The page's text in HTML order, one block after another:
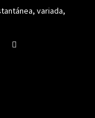
variada,